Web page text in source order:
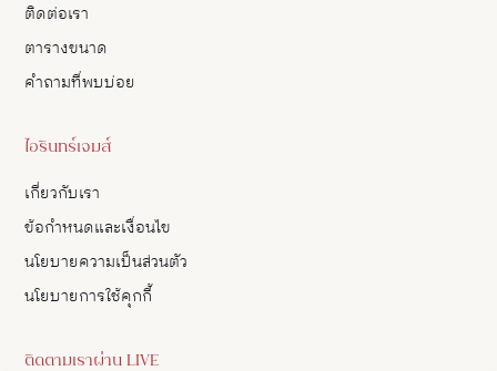
ติดต่อเรา
ตารางขนาด
คำถามที่พบบ่อย
ไอรินทร์เจมส์
เกี่ยวกับเรา
ข้อกำหนดและเงื่อนไข
นโยบายความเป็นส่วนตัว
นโยบายการใช้คุกกี้
ติดตามเราผ่าน LIVE